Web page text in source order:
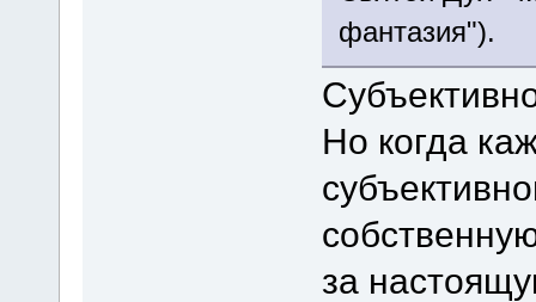
фантазия").
Но когда
за